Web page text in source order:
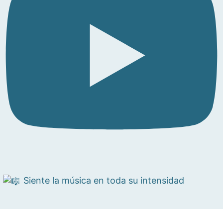
Siente la música en toda su intensidad